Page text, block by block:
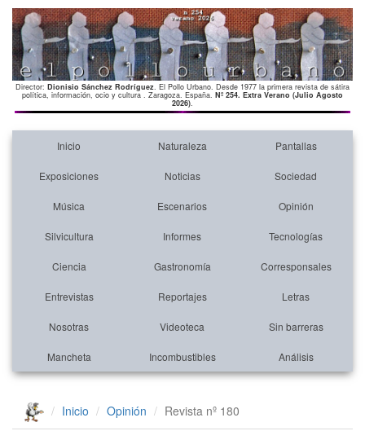
Director: Dionisio Sánchez Rodríguez. El Pollo Urbano. Desde 1977 la primera revista de sátira
política, información, ocio y cultura . Zaragoza. España. Nº 254. Extra Verano (Julio Agosto
2026).
Inicio Naturaleza Pantallas
Exposiciones Noticias Sociedad
Música Escenarios Opinión
Silvicultura Informes Tecnologías
Ciencia Gastronomía Corresponsales
Entrevistas Reportajes Letras
Nosotras Videoteca Sin barreras
Mancheta Incombustibles Análisis
Inicio Opinión Revista nº 180